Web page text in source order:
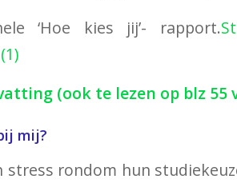
‘Hoe kies jij’- rapport.
(ook te lezen op blz
mij?
stress rondom hun